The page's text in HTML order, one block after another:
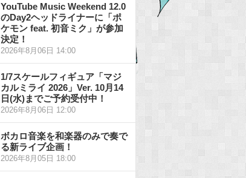
YouTube Music Weekend 12.0
のDay2ヘッドライナーに「ポ
ケモン feat. 初音ミク」が参加
決定！
2026年8月06日 14:00
1/7スケールフィギュア「マジ
カルミライ 2026」Ver. 10月14
日(水)までご予約受付中！
2026年8月06日 12:00
ボカロ音楽を和楽器のみで奏で
る新ライブ企画！
2026年8月05日 18:00